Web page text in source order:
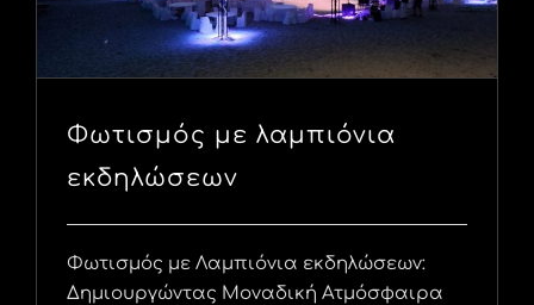
Φωτισμός με λαμπιόνια
εκδηλώσεων
Φωτισμός με Λαμπιόνια εκδηλώσεων:
Δημιουργώντας Μοναδική Ατμόσφαιρα